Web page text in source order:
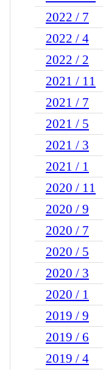
2022 / 7
2022 / 4
2022 / 2
2021 / 11
2021 / 7
2021 / 5
2021 / 3
2021 / 1
2020 / 11
2020 / 9
2020 / 7
2020 / 5
2020 / 3
2020 / 1
2019 / 9
2019 / 6
2019 / 4